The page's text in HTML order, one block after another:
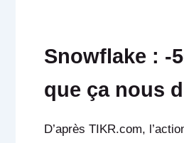
Snowflake : -
que ça nous
D’après TIKR.com,